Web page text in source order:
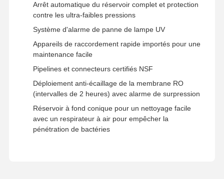
Accessoires du système de purification de l'eau
Arrêt automatique du réservoir complet et protection
contre les ultra-faibles pressions
Système d'alarme de panne de lampe UV
Appareils de raccordement rapide importés pour une
maintenance facile
Pipelines et connecteurs certifiés NSF
Déploiement anti-écaillage de la membrane RO
(intervalles de 2 heures) avec alarme de surpression
Réservoir à fond conique pour un nettoyage facile
avec un respirateur à air pour empêcher la
pénétration de bactéries